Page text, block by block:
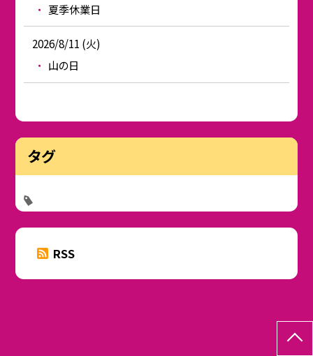
夏季休業日
2026/8/11 (火)
山の日
タグ
RSS